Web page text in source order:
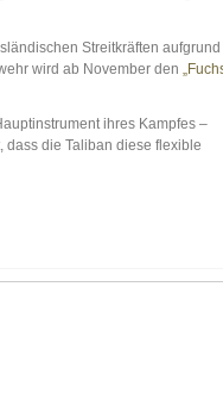
Streitkräften aufgrund
wird ab November den
ihres Kampfes –
dass die Taliban diese flexible